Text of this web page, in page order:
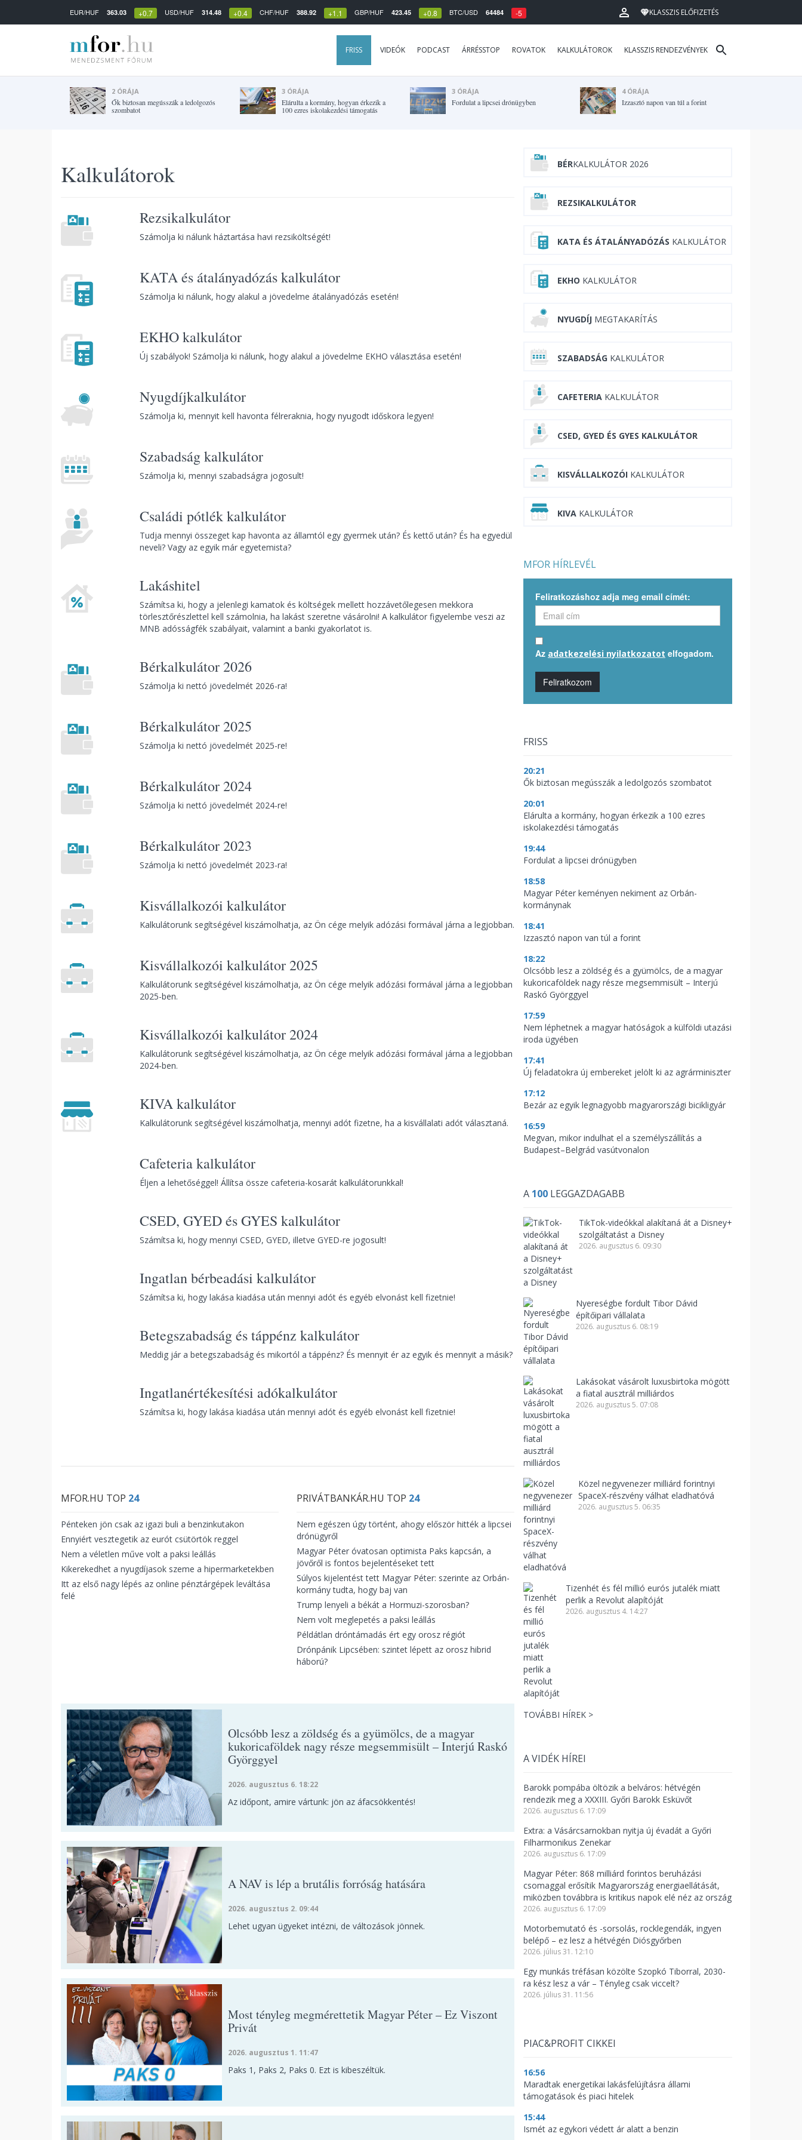
EUR/HUF 363.03 +0.7 USD/HUF 314.48 +0.4 CHF/HUF 388.92 +1.1 GBP/HUF 423.45 +0.8 BTC/USD 64484 -5 KLASSZIS ELŐFIZETÉS
FRISS VIDEÓK PODCAST ÁRRÉSSTOP ROVATOK KALKULÁTOROK KLASSZIS RENDEZVÉNYEK
2 ÓRÁJA
Ők biztosan megússzák a ledolgozós
szombatot
3 ÓRÁJA
Elárulta a kormány, hogyan érkezik a
100 ezres iskolakezdési támogatás
3 ÓRÁJA
Fordulat a lipcsei drónügyben
4 ÓRÁJA
Izzasztó napon van túl a forint
Kalkulátorok
Rezsikalkulátor
Számolja ki nálunk háztartása havi rezsiköltségét!
KATA és átalányadózás kalkulátor
Számolja ki nálunk, hogy alakul a jövedelme átalányadózás esetén!
EKHO kalkulátor
Új szabályok! Számolja ki nálunk, hogy alakul a jövedelme EKHO választása esetén!
Nyugdíjkalkulátor
Számolja ki, mennyit kell havonta félreraknia, hogy nyugodt időskora legyen!
Szabadság kalkulátor
Számolja ki, mennyi szabadságra jogosult!
Családi pótlék kalkulátor
Tudja mennyi összeget kap havonta az államtól egy gyermek után? És kettő után? És ha egyedül
neveli? Vagy az egyik már egyetemista?
Lakáshitel
Számítsa ki, hogy a jelenlegi kamatok és költségek mellett hozzávetőlegesen mekkora
törlesztőrészlettel kell számolnia, ha lakást szeretne vásárolni! A kalkulátor figyelembe veszi az
MNB adósságfék szabályait, valamint a banki gyakorlatot is.
Bérkalkulátor 2026
Számolja ki nettó jövedelmét 2026-ra!
Bérkalkulátor 2025
Számolja ki nettó jövedelmét 2025-re!
Bérkalkulátor 2024
Számolja ki nettó jövedelmét 2024-re!
Bérkalkulátor 2023
Számolja ki nettó jövedelmét 2023-ra!
Kisvállalkozói kalkulátor
Kalkulátorunk segítségével kiszámolhatja, az Ön cége melyik adózási formával járna a legjobban.
Kisvállalkozói kalkulátor 2025
Kalkulátorunk segítségével kiszámolhatja, az Ön cége melyik adózási formával járna a legjobban
2025-ben.
Kisvállalkozói kalkulátor 2024
Kalkulátorunk segítségével kiszámolhatja, az Ön cége melyik adózási formával járna a legjobban
2024-ben.
KIVA kalkulátor
Kalkulátorunk segítségével kiszámolhatja, mennyi adót fizetne, ha a kisvállalati adót választaná.
Cafeteria kalkulátor
Éljen a lehetőséggel! Állítsa össze cafeteria-kosarát kalkulátorunkkal!
CSED, GYED és GYES kalkulátor
Számítsa ki, hogy mennyi CSED, GYED, illetve GYED-re jogosult!
Ingatlan bérbeadási kalkulátor
Számítsa ki, hogy lakása kiadása után mennyi adót és egyéb elvonást kell fizetnie!
Betegszabadság és táppénz kalkulátor
Meddig jár a betegszabadság és mikortól a táppénz? És mennyit ér az egyik és mennyit a másik?
Ingatlanértékesítési adókalkulátor
Számítsa ki, hogy lakása kiadása után mennyi adót és egyéb elvonást kell fizetnie!
MFOR.HU TOP 24
Pénteken jön csak az igazi buli a benzinkutakon
Ennyiért vesztegetik az eurót csütörtök reggel
Nem a véletlen műve volt a paksi leállás
Kikerekedhet a nyugdíjasok szeme a hipermarketekben
Itt az első nagy lépés az online pénztárgépek leváltása
felé
PRIVÁTBANKÁR.HU TOP 24
Nem egészen úgy történt, ahogy először hitték a lipcsei
drónügyről
Magyar Péter óvatosan optimista Paks kapcsán, a
jövőről is fontos bejelentéseket tett
Súlyos kijelentést tett Magyar Péter: szerinte az Orbán-
kormány tudta, hogy baj van
Trump lenyeli a békát a Hormuzi-szorosban?
Nem volt meglepetés a paksi leállás
Példátlan dróntámadás ért egy orosz régiót
Drónpánik Lipcsében: szintet lépett az orosz hibrid
háború?
Olcsóbb lesz a zöldség és a gyümölcs, de a magyar
kukoricaföldek nagy része megsemmisült – Interjú Raskó
Györggyel
2026. augusztus 6. 18:22
Az időpont, amire vártunk: jön az áfacsökkentés!
A NAV is lép a brutális forróság hatására
2026. augusztus 2. 09:44
Lehet ugyan ügyeket intézni, de változások jönnek.
Most tényleg megmérettetik Magyar Péter – Ez Viszont
Privát
2026. augusztus 1. 11:47
Paks 1, Paks 2, Paks 0. Ezt is kibeszéltük.
BÉRKALKULÁTOR 2026
REZSIKALKULÁTOR
KATA ÉS ÁTALÁNYADÓZÁS KALKULÁTOR
EKHO KALKULÁTOR
NYUGDÍJ MEGTAKARÍTÁS
SZABADSÁG KALKULÁTOR
CAFETERIA KALKULÁTOR
CSED, GYED ÉS GYES KALKULÁTOR
KISVÁLLALKOZÓI KALKULÁTOR
KIVA KALKULÁTOR
MFOR HÍRLEVÉL
Feliratkozáshoz adja meg email címét:
Az adatkezelési nyilatkozatot elfogadom.
Feliratkozom
FRISS
20:21
Ők biztosan megússzák a ledolgozós szombatot
20:01
Elárulta a kormány, hogyan érkezik a 100 ezres
iskolakezdési támogatás
19:44
Fordulat a lipcsei drónügyben
18:58
Magyar Péter keményen nekiment az Orbán-
kormánynak
18:41
Izzasztó napon van túl a forint
18:22
Olcsóbb lesz a zöldség és a gyümölcs, de a magyar
kukoricaföldek nagy része megsemmisült – Interjú
Raskó Györggyel
17:59
Nem léphetnek a magyar hatóságok a külföldi utazási
iroda ügyében
17:41
Új feladatokra új embereket jelölt ki az agrárminiszter
17:12
Bezár az egyik legnagyobb magyarországi bicikligyár
16:59
Megvan, mikor indulhat el a személyszállítás a
Budapest–Belgrád vasútvonalon
A 100 LEGGAZDAGABB
TikTok-videókkal alakítaná át a Disney+
szolgáltatást a Disney
2026. augusztus 6. 09:30
Nyereségbe fordult Tibor Dávid
építőipari vállalata
2026. augusztus 6. 08:19
Lakásokat vásárolt luxusbirtoka mögött
a fiatal ausztrál milliárdos
2026. augusztus 5. 07:08
Közel negyvenezer milliárd forintnyi
SpaceX-részvény válhat eladhatóvá
2026. augusztus 5. 06:35
Tizenhét és fél millió eurós jutalék miatt
perlik a Revolut alapítóját
2026. augusztus 4. 14:27
TOVÁBBI HÍREK >
A VIDÉK HÍREI
Barokk pompába öltözik a belváros: hétvégén
rendezik meg a XXXIII. Győri Barokk Esküvőt
2026. augusztus 6. 17:09
Extra: a Vásárcsarnokban nyitja új évadát a Győri
Filharmonikus Zenekar
2026. augusztus 6. 17:09
Magyar Péter: 868 milliárd forintos beruházási
csomaggal erősítik Magyarország energiaellátását,
miközben továbbra is kritikus napok elé néz az ország
2026. augusztus 6. 17:09
Motorbemutató és -sorsolás, rocklegendák, ingyen
belépő – ez lesz a hétvégén Diósgyőrben
2026. július 31. 12:10
Egy munkás tréfásan közölte Szopkó Tiborral, 2030-
ra kész lesz a vár – Tényleg csak viccelt?
2026. július 31. 11:56
PIAC&PROFIT CIKKEI
16:56
Maradtak energetikai lakásfelújításra állami
támogatások és piaci hitelek
15:44
Ismét az egykori védett ár alatt a benzin